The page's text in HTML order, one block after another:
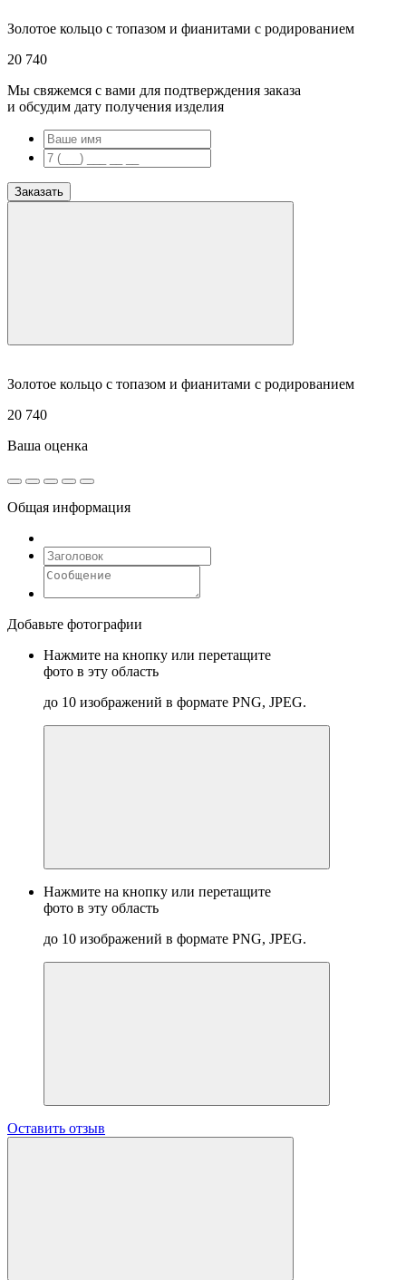
Золотое кольцо с топазом и фианитами с родированием
20 740
Мы свяжемся с вами для подтверждения заказа
и обсудим дату получения изделия
Заказать
Золотое кольцо с топазом и фианитами с родированием
20 740
Ваша оценка
Общая информация
Добавьте фотографии
Нажмите на кнопку или перетащите
фото в эту область
до 10 изображений в формате PNG, JPEG.
Нажмите на кнопку или перетащите
фото в эту область
до 10 изображений в формате PNG, JPEG.
Оставить отзыв